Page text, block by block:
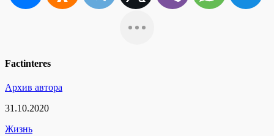
Factinteres
Архив автора
31.10.2020
Жизнь